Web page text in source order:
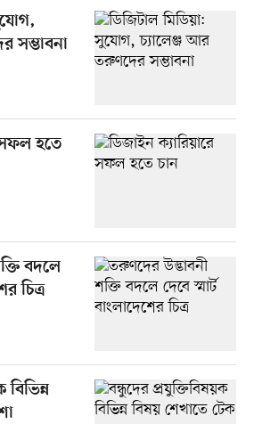
সম্ভাবনা
সফল হতে
বদলে
চিত্র
বিভিন্ন